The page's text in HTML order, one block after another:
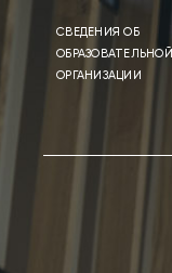
CВЕДЕНИЯ ОБ
ОБРАЗОВАТЕЛЬНОЙ
ОРГАНИЗАЦИИ